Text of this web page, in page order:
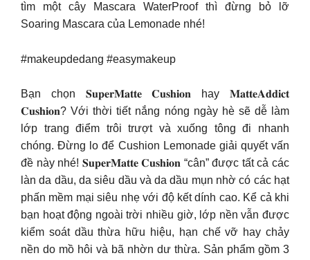
tìm một cây Mascara WaterProof thì đừng bỏ lỡ
Soaring Mascara của Lemonade nhé!
#makeupdedang #easymakeup
Bạn chọn 𝐒𝐮𝐩𝐞𝐫𝐌𝐚𝐭𝐭𝐞 𝐂𝐮𝐬𝐡𝐢𝐨𝐧 hay 𝐌𝐚𝐭𝐭𝐞𝐀𝐝𝐝𝐢𝐜𝐭
𝐂𝐮𝐬𝐡𝐢𝐨𝐧? Với thời tiết nắng nóng ngày hè sẽ dễ làm
lớp trang điểm trôi trượt và xuống tông đi nhanh
chóng. Đừng lo để Cushion Lemonade giải quyết vấn
đề này nhé! 𝐒𝐮𝐩𝐞𝐫𝐌𝐚𝐭𝐭𝐞 𝐂𝐮𝐬𝐡𝐢𝐨𝐧 “cân” được tất cả các
làn da dầu, da siêu dầu và da dầu mụn nhờ có các hạt
phấn mềm mại siêu nhẹ với độ kết dính cao. Kể cả khi
bạn hoạt động ngoài trời nhiều giờ, lớp nền vẫn được
kiểm soát dầu thừa hữu hiệu, hạn chế vỡ hay chảy
nền do mồ hôi và bã nhờn dư thừa. Sản phẩm gồm 3